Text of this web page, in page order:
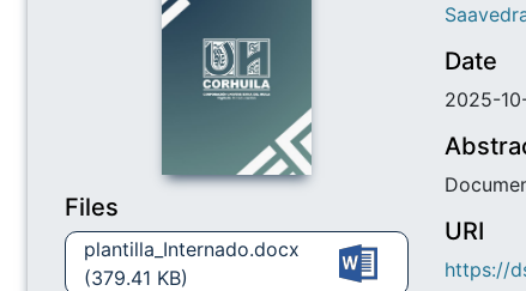
Files
plantilla_Internado.docx
(379.41 KB)
Date
2025-
URI
https://